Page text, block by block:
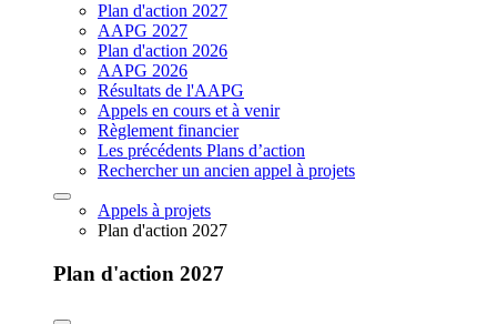
Plan d'action 2027
AAPG 2027
Plan d'action 2026
AAPG 2026
Résultats de l'AAPG
Appels en cours et à venir
Règlement financier
Les précédents Plans d’action
Rechercher un ancien appel à projets
Appels à projets
Plan d'action 2027
Plan d'action 2027